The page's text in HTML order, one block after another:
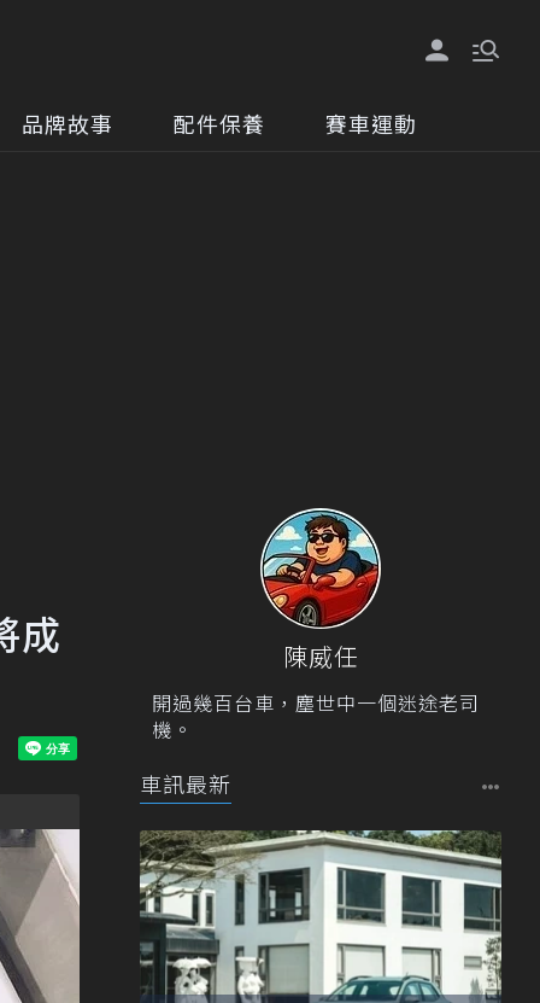
品牌故事 配件保養 賽車運動
成 陳威任
開過幾百台車，塵世中一個迷途老司
機。
車訊最新